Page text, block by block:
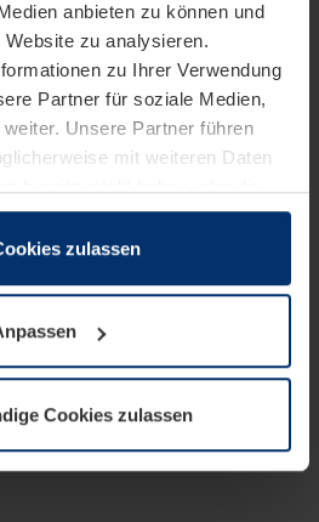
anbieten zu können und
zu analysieren.
zu Ihrer Verwendung
Partner für soziale Medien,
Unsere Partner führen
mit weiteren Daten
der Dienste gesammelt
dieser Seite unbedingt
anderen Cookie-Typen benötigen
können Sie jederzeit
unserer Website ändern oder
zulassen
Cookies zulassen